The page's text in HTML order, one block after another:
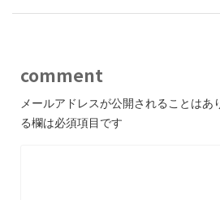
comment
メールアドレスが公開されることはあ
る欄は必須項目です